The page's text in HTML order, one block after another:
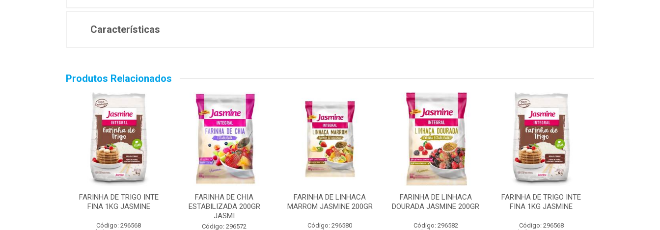
Características
Produtos Relacionados
FARINHA DE TRIGO INTE
FINA 1KG JASMINE
Código: 296568
FARINHA DE CHIA
ESTABILIZADA 200GR
JASMI
Código: 296572
FARINHA DE LINHACA
MARROM JASMINE 200GR
Código: 296580
FARINHA DE LINHACA
DOURADA JASMINE 200GR
Código: 296582
FARINHA DE TRIGO INTE
FINA 1KG JASMINE
Código: 296568